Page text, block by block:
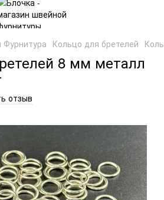
Фурнитура Кольцо для бретелей
8 мм металл
отзыв